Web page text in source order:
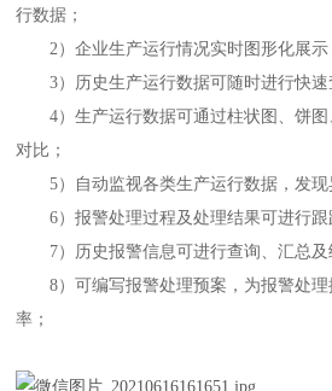
行数据；
2）企业生产运行情况实时图形化展示
3）历史生产运行数据可随时进行快速
4）生产运行数据可通过柱状图、饼图
对比；
5）自动监视各类生产运行数据，发现
6）报警处理过程及处理结果可进行跟
7）历史报警信息可进行查询、汇总及
8）可编写报警处理预案，为报警处理
率；